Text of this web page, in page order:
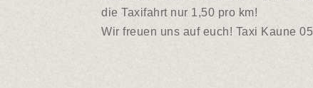
die Taxifahrt nur 1,50 pro km!
Wir freuen uns auf euch! Taxi Kaune